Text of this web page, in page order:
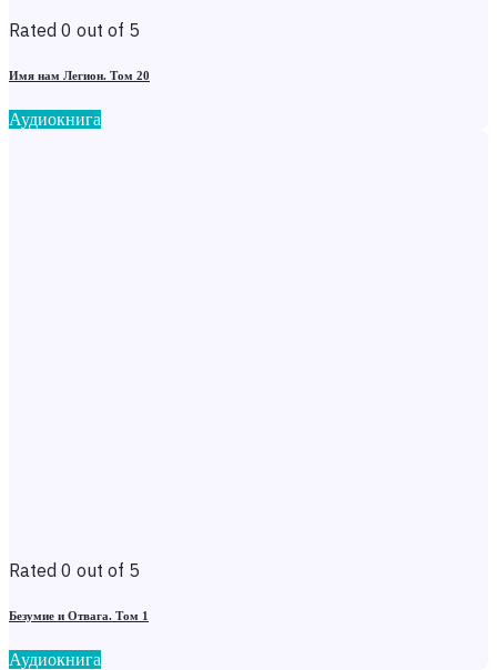
Rated 0 out of 5
Имя нам Легион. Том 20
Аудиокнига
Rated 0 out of 5
Безумие и Отвага. Том 1
Аудиокнига